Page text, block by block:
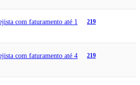
com faturamento até 1
219
com faturamento até 4
219